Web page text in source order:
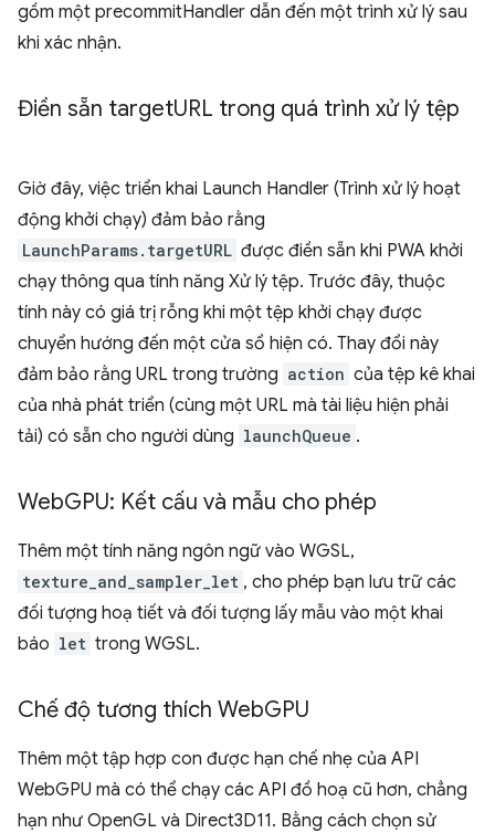
gồm một precommitHandler dẫn đến một trình xử lý sau
khi xác nhận.
Điền sẵn targetURL trong quá trình xử lý tệp
Giờ đây, việc triển khai Launch Handler (Trình xử lý hoạt
động khởi chạy) đảm bảo rằng
LaunchParams.targetURL được điền sẵn khi PWA khởi
chạy thông qua tính năng Xử lý tệp. Trước đây, thuộc
tính này có giá trị rỗng khi một tệp khởi chạy được
chuyển hướng đến một cửa sổ hiện có. Thay đổi này
đảm bảo rằng URL trong trường action của tệp kê khai
của nhà phát triển (cùng một URL mà tài liệu hiện phải
tải) có sẵn cho người dùng launchQueue .
WebGPU: Kết cấu và mẫu cho phép
Thêm một tính năng ngôn ngữ vào WGSL,
texture_and_sampler_let , cho phép bạn lưu trữ các
đối tượng hoạ tiết và đối tượng lấy mẫu vào một khai
báo let trong WGSL.
Chế độ tương thích WebGPU
Thêm một tập hợp con được hạn chế nhẹ của API
WebGPU mà có thể chạy các API đồ hoạ cũ hơn, chẳng
hạn như OpenGL và Direct3D11. Bằng cách chọn sử